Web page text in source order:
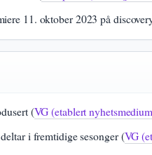
11. oktober 2023 på
(VG (etablert
i fremtidige sesonger (VG